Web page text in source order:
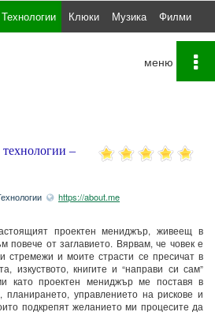
Технологии Клюки Музика Филми
–
https://about.me
проектен мениджър, живеещ в
повече от заглавието. Вярвам, че човек е
стремежи и моите страсти се пресичат в
изкуството, книгите и “направи си сам”
като проектен мениджър ме поставя в
планирането, управлението на рискове и
подкрепят желанието ми процесите да